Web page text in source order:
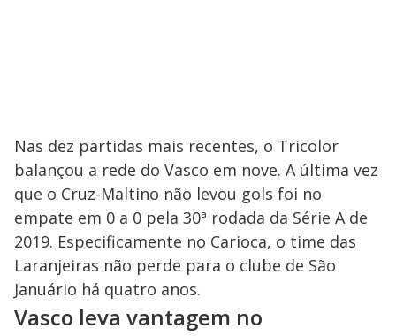
Nas dez partidas mais recentes, o Tricolor
balançou a rede do Vasco em nove. A última vez
que o Cruz-Maltino não levou gols foi no
empate em 0 a 0 pela 30ª rodada da Série A de
2019. Especificamente no Carioca, o time das
Laranjeiras não perde para o clube de São
Januário há quatro anos.
Vasco leva vantagem no